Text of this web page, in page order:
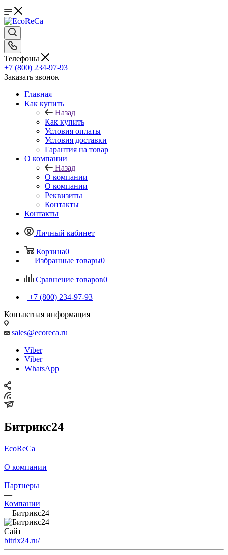
Телефоны
+7 (800) 234-97-93
Заказать звонок
Главная
Как купить
Назад
Как купить
Условия оплаты
Условия доставки
Гарантия на товар
О компании
Назад
О компании
О компании
Реквизиты
Контакты
Контакты
Личный кабинет
Корзина0
Избранные товары0
Сравнение товаров0
+7 (800) 234-97-93
Контактная информация
sales@ecoreca.ru
Viber
Viber
WhatsApp
Битрикс24
EcoReCa
—
О компании
—
Партнеры
—
Компании
—Битрикс24
Сайт
bitrix24.ru/